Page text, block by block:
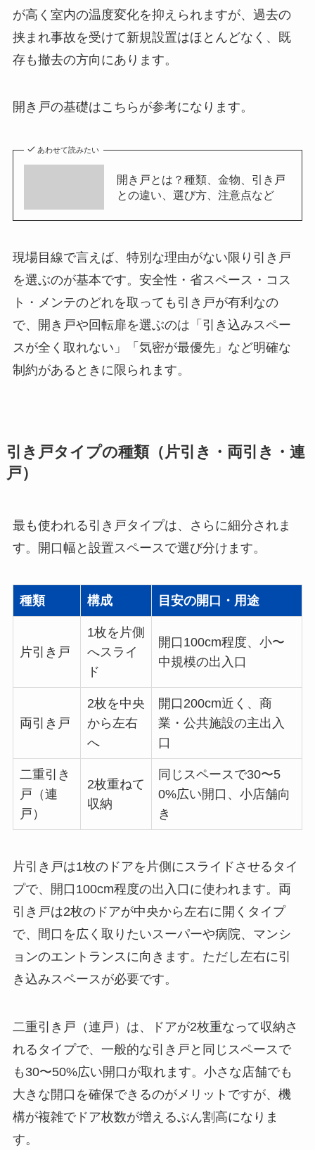
が高く室内の温度変化を抑えられますが、過去の
挟まれ事故を受けて新規設置はほとんどなく、既
存も撤去の方向にあります。
開き戸の基礎はこちらが参考になります。
あわせて読みたい
開き戸とは？種類、金物、引き戸
との違い、選び方、注意点など
現場目線で言えば、特別な理由がない限り引き戸
を選ぶのが基本です。安全性・省スペース・コス
ト・メンテのどれを取っても引き戸が有利なの
で、開き戸や回転扉を選ぶのは「引き込みスペー
スが全く取れない」「気密が最優先」など明確な
制約があるときに限られます。
引き戸タイプの種類（片引き・両引き・連
戸）
最も使われる引き戸タイプは、さらに細分されま
す。開口幅と設置スペースで選び分けます。
種類 構成 目安の開口・用途
片引き戸
1枚を片側
へスライ
ド
開口100cm程度、小〜
中規模の出入口
両引き戸
2枚を中央
から左右
へ
開口200cm近く、商
業・公共施設の主出入
口
二重引き
戸（連
戸）
2枚重ねて
収納
同じスペースで30〜5
0%広い開口、小店舗向
き
片引き戸は1枚のドアを片側にスライドさせるタイ
プで、開口100cm程度の出入口に使われます。両
引き戸は2枚のドアが中央から左右に開くタイプ
で、間口を広く取りたいスーパーや病院、マンシ
ョンのエントランスに向きます。ただし左右に引
き込みスペースが必要です。
二重引き戸（連戸）は、ドアが2枚重なって収納さ
れるタイプで、一般的な引き戸と同じスペースで
も30〜50%広い開口が取れます。小さな店舗でも
大きな開口を確保できるのがメリットですが、機
構が複雑でドア枚数が増えるぶん割高になりま
す。